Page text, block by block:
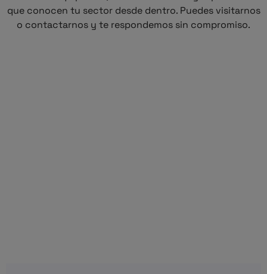
que conocen tu sector desde dentro. Puedes visitarnos
o contactarnos y te respondemos sin compromiso.